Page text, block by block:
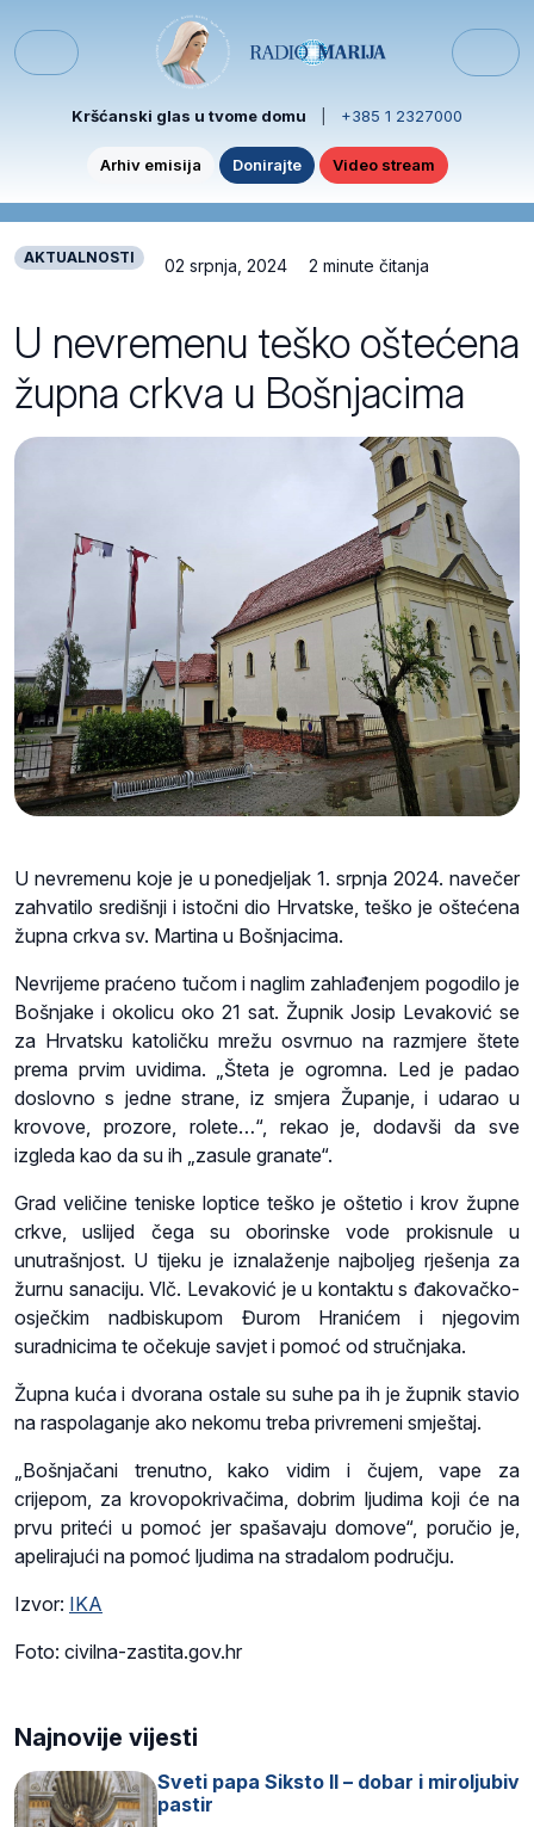
Menu
Kršćanski glas u tvome domu +385 1 2327000
Arhiv emisija Donirajte Video stream
AKTUALNOSTI 02 srpnja, 2024 2 minute čitanja
U nevremenu teško oštećena
župna crkva u Bošnjacima
U nevremenu koje je u ponedjeljak 1. srpnja 2024. navečer
zahvatilo središnji i istočni dio Hrvatske, teško je oštećena
župna crkva sv. Martina u Bošnjacima.
Nevrijeme praćeno tučom i naglim zahlađenjem pogodilo je
Bošnjake i okolicu oko 21 sat. Župnik Josip Levaković se
za Hrvatsku katoličku mrežu osvrnuo na razmjere štete
prema prvim uvidima. „Šteta je ogromna. Led je padao
doslovno s jedne strane, iz smjera Županje, i udarao u
krovove, prozore, rolete…“, rekao je, dodavši da sve
izgleda kao da su ih „zasule granate“.
Grad veličine teniske loptice teško je oštetio i krov župne
crkve, uslijed čega su oborinske vode prokisnule u
unutrašnjost. U tijeku je iznalaženje najboljeg rješenja za
žurnu sanaciju. Vlč. Levaković je u kontaktu s đakovačko-
osječkim nadbiskupom Đurom Hranićem i njegovim
suradnicima te očekuje savjet i pomoć od stručnjaka.
Župna kuća i dvorana ostale su suhe pa ih je župnik stavio
na raspolaganje ako nekomu treba privremeni smještaj.
„Bošnjačani trenutno, kako vidim i čujem, vape za
crijepom, za krovopokrivačima, dobrim ljudima koji će na
prvu priteći u pomoć jer spašavaju domove“, poručio je,
apelirajući na pomoć ljudima na stradalom području.
Izvor: IKA
Foto: civilna-zastita.gov.hr
Najnovije vijesti
Sveti papa Siksto II – dobar i miroljubiv
pastir